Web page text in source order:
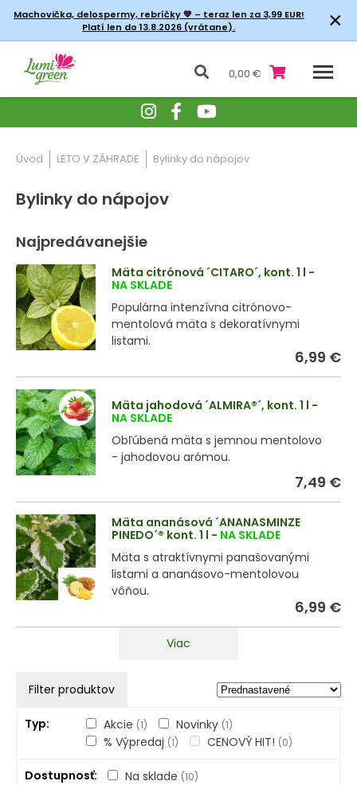
Machovička, delospermy, rebríčky💚 – teraz len za 3,99 EUR!
Platí len do 13.8.2026 (vrátane).
×
0,00 €
Úvod LETO V ZÁHRADE Bylinky do nápojov
Bylinky do nápojov
Najpredávanejšie
Mäta citrónová ´CITARO´, kont. 1 l -
NA SKLADE
Populárna intenzívna citrónovo-
mentolová mäta s dekoratívnymi
listami.
6,99 €
Mäta jahodová ´ALMIRA®´, kont. 1 l -
NA SKLADE
Obľúbená mäta s jemnou mentolovo
- jahodovou arómou.
7,49 €
Mäta ananásová ´ANANASMINZE
PINEDO´® kont. 1 l - NA SKLADE
Mäta s atraktívnymi panašovanými
listami a ananásovo-mentolovou
vôňou.
6,99 €
Viac
Filter produktov
Typ Akcie (1) Novinky (1)
% Výpredaj (1) CENOVÝ HIT! (0)
Dostupnosť Na sklade (10)